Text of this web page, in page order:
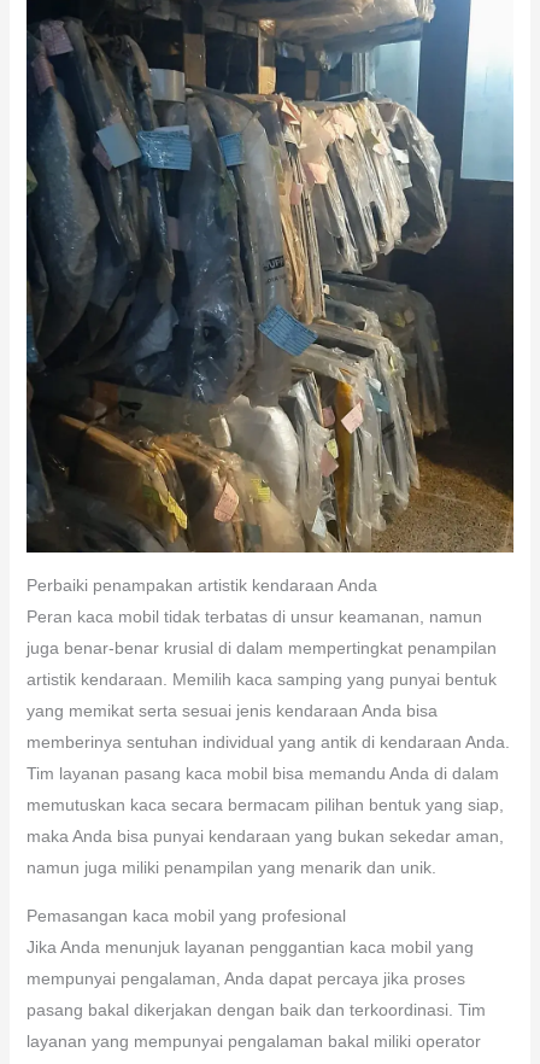
Perbaiki penampakan artistik kendaraan Anda
Peran kaca mobil tidak terbatas di unsur keamanan, namun
juga benar-benar krusial di dalam mempertingkat penampilan
artistik kendaraan. Memilih kaca samping yang punyai bentuk
yang memikat serta sesuai jenis kendaraan Anda bisa
memberinya sentuhan individual yang antik di kendaraan Anda.
Tim layanan pasang kaca mobil bisa memandu Anda di dalam
memutuskan kaca secara bermacam pilihan bentuk yang siap,
maka Anda bisa punyai kendaraan yang bukan sekedar aman,
namun juga miliki penampilan yang menarik dan unik.
Pemasangan kaca mobil yang profesional
Jika Anda menunjuk layanan penggantian kaca mobil yang
mempunyai pengalaman, Anda dapat percaya jika proses
pasang bakal dikerjakan dengan baik dan terkoordinasi. Tim
layanan yang mempunyai pengalaman bakal miliki operator